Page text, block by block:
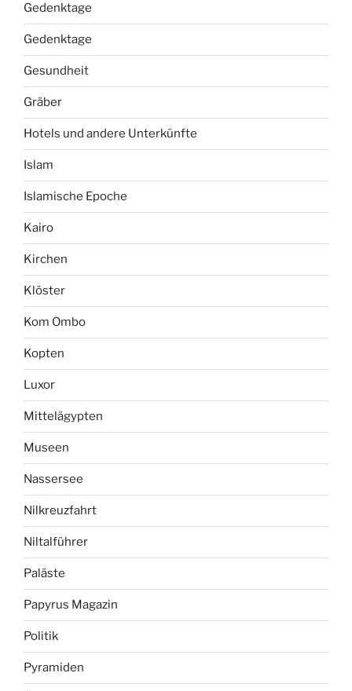
Gedenktage
Gedenktage
Gesundheit
Gräber
Hotels und andere Unterkünfte
Islam
Islamische Epoche
Kairo
Kirchen
Klöster
Kom Ombo
Kopten
Luxor
Mittelägypten
Museen
Nassersee
Nilkreuzfahrt
Niltalführer
Paläste
Papyrus Magazin
Politik
Pyramiden